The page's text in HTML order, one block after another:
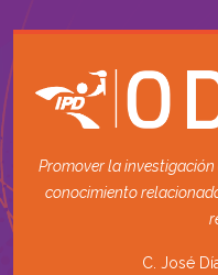
Promover la
conocimiento
C. José